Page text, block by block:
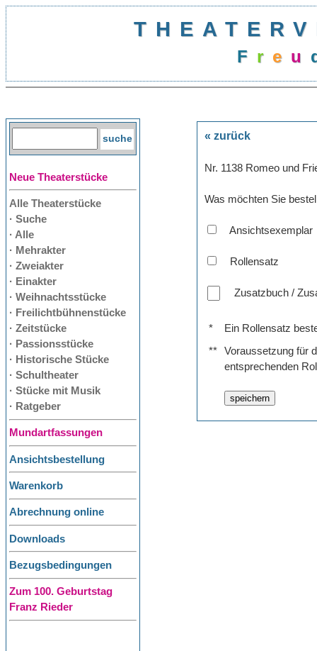
Freu
Neue Theaterstücke
Alle Theaterstücke
· Suche
· Alle
· Mehrakter
· Zweiakter
· Einakter
· Weihnachtsstücke
· Freilichtbühnenstücke
· Zeitstücke
· Passionsstücke
· Historische Stücke
· Schultheater
· Stücke mit Musik
· Ratgeber
Mundartfassungen
Ansichtsbestellung
Warenkorb
Abrechnung online
Downloads
Bezugsbedingungen
Zum 100. Geburtstag
Franz Rieder
« zurück
Nr. 1138 Romeo und
Was möchten Sie
Ansichtsexemplar
Rollensatz
Zusatzbuch /
*
Ein Rollensatz
**
Voraussetzung für
entsprechenden